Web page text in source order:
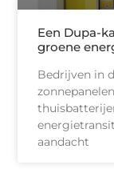
Een Dupa-
groene
Bedrijven in
aandacht